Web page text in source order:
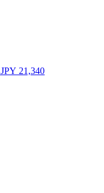
JPY 21,340